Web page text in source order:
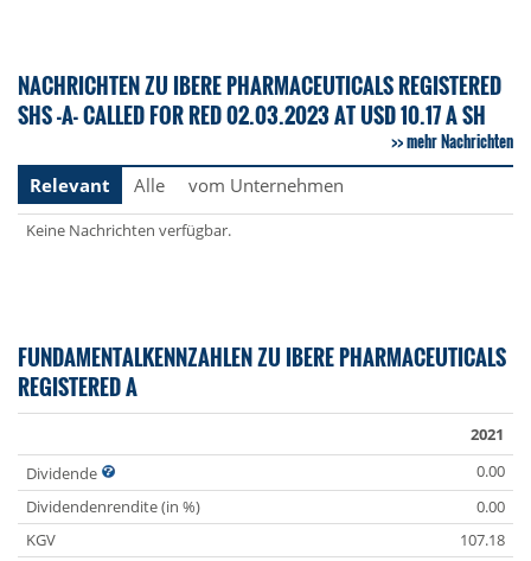
NACHRICHTEN ZU IBERE PHARMACEUTICALS REGISTERED
SHS -A- CALLED FOR RED 02.03.2023 AT USD 10.17 A SH
mehr Nachrichten
Relevant
Alle vom Unternehmen
Keine Nachrichten verfügbar.
FUNDAMENTALKENNZAHLEN ZU IBERE PHARMACEUTICALS
REGISTERED A
2021
Dividende
0.00
Dividendenrendite (in %)
0.00
KGV
107.18